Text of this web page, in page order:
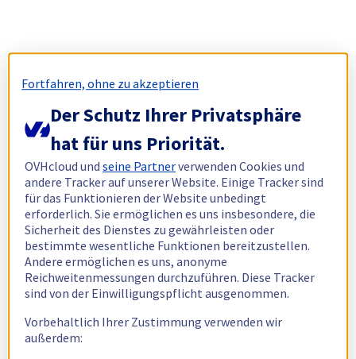
Fortfahren, ohne zu akzeptieren
Der Schutz Ihrer Privatsphäre
hat für uns Priorität.
OVHcloud undseine Partnerverwenden Cookies und
andere Tracker auf unserer Website. Einige Tracker sind
für das Funktionieren der Website unbedingt
erforderlich. Sie ermöglichen es uns insbesondere, die
Sicherheit des Dienstes zu gewährleisten oder
bestimmte wesentliche Funktionen bereitzustellen.
Andere ermöglichen es uns, anonyme
Reichweitenmessungen durchzuführen. Diese Tracker
sind von der Einwilligungspflicht ausgenommen.
Vorbehaltlich Ihrer Zustimmung verwenden wir
außerdem: